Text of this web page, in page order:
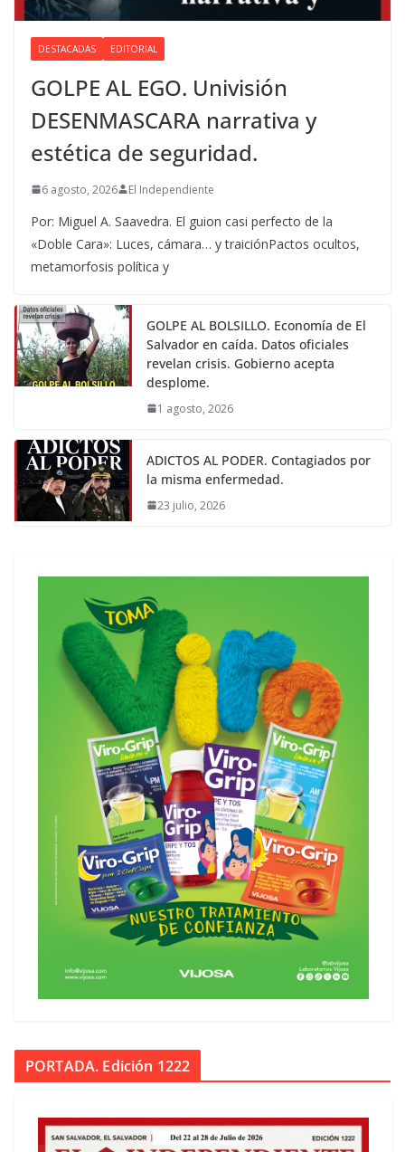
DESTACADAS EDITORIAL
GOLPE AL EGO. Univisión
DESENMASCARA narrativa y
estética de seguridad.
6 agosto, 2026 El Independiente
Por: Miguel A. Saavedra. El guion casi perfecto de la
«Doble Cara»: Luces, cámara… y traiciónPactos ocultos,
metamorfosis política y
GOLPE AL BOLSILLO. Economía de El
Salvador en caída. Datos oficiales
revelan crisis. Gobierno acepta
desplome.
1 agosto, 2026
ADICTOS AL PODER. Contagiados por
la misma enfermedad.
23 julio, 2026
PORTADA. Edición 1222